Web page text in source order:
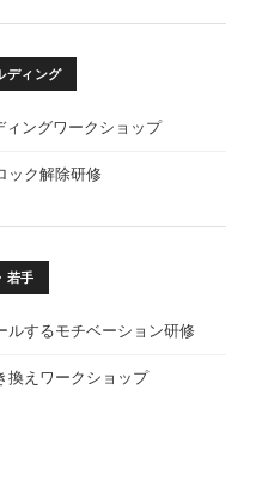
ディング
ングワークショップ
ック解除研修
若手
ルするモチベーション研修
換えワークショップ